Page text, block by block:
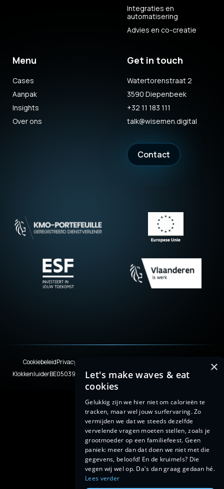
Integraties en
automatisering
Advies en co-creatie
Menu
Cases
Aanpak
Insights
Over ons
Get in touch
Watertorenstraat 2
3590 Diepenbeek
+32 11 183 111
talk@wisemen.digital
Contact
CookiebeleidPrivacyverklaring
KlokkenluiderBE0503920245© 2026 WISEMEN. With love from Limburg. ×
Let's make waves & eat
cookies
Gelukkig zijn we hier niet om calorieën te
tracken, maar wel jouw surfervaring. Zo
vermijden we dat we steeds dezelfde
vervelende vragen moeten stellen, zoals je
grootmoeder op een familiefeest. Geen
paniek: meer dan dat doen we niet met die
gegevens, beloofd! En de kruimels? Die
vegen wij wel op. Da's dan graag gedaan hé.
Lees verder